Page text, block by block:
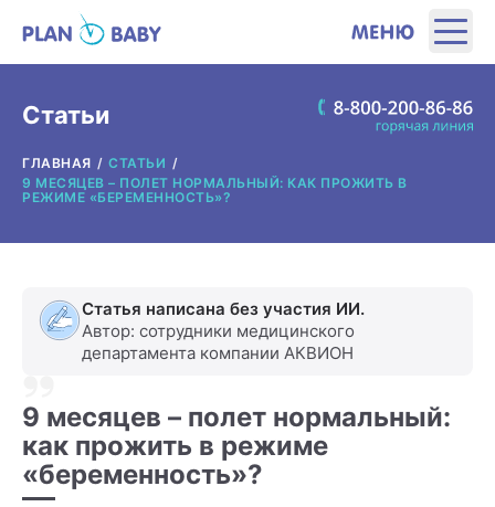
ПРОДУКТЫ
О ПРОИЗВОДИТЕЛЕ
ГДЕ КУПИТЬ?
Статьи
ГЛАВНАЯ
СТАТЬИ
9 МЕСЯЦЕВ – ПОЛЕТ НОРМАЛЬНЫЙ: КАК ПРОЖИТЬ В
РЕЖИМЕ «БЕРЕМЕННОСТЬ»?
Статья написана без участия ИИ.
Автор: сотрудники медицинского
департамента компании АКВИОН
9 месяцев – полет нормальный:
как прожить в режиме
«беременность»?